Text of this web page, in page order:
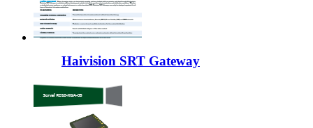
Haivision SRT Gateway